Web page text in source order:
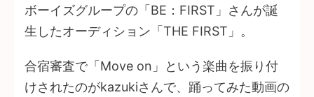
ボーイズグループの「BE：FIRST」さんが誕
生したオーディション「THE FIRST」。
合宿審査で「Move on」という楽曲を振り付
けされたのがkazukiさんで、踊ってみた動画の